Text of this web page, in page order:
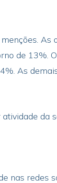
As
de 13%.
As
da
nas redes